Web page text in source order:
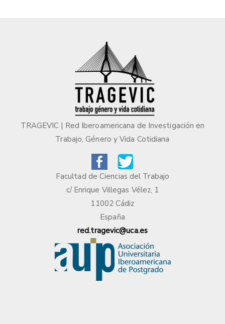
TRAGEVIC | Red Iberoamericana de Investigación en
Trabajo, Género y Vida Cotidiana
Facultad de Ciencias del Trabajo
c/ Enrique Villegas Vélez, 1
11002 Cádiz
España
red.tragevic@uca.es